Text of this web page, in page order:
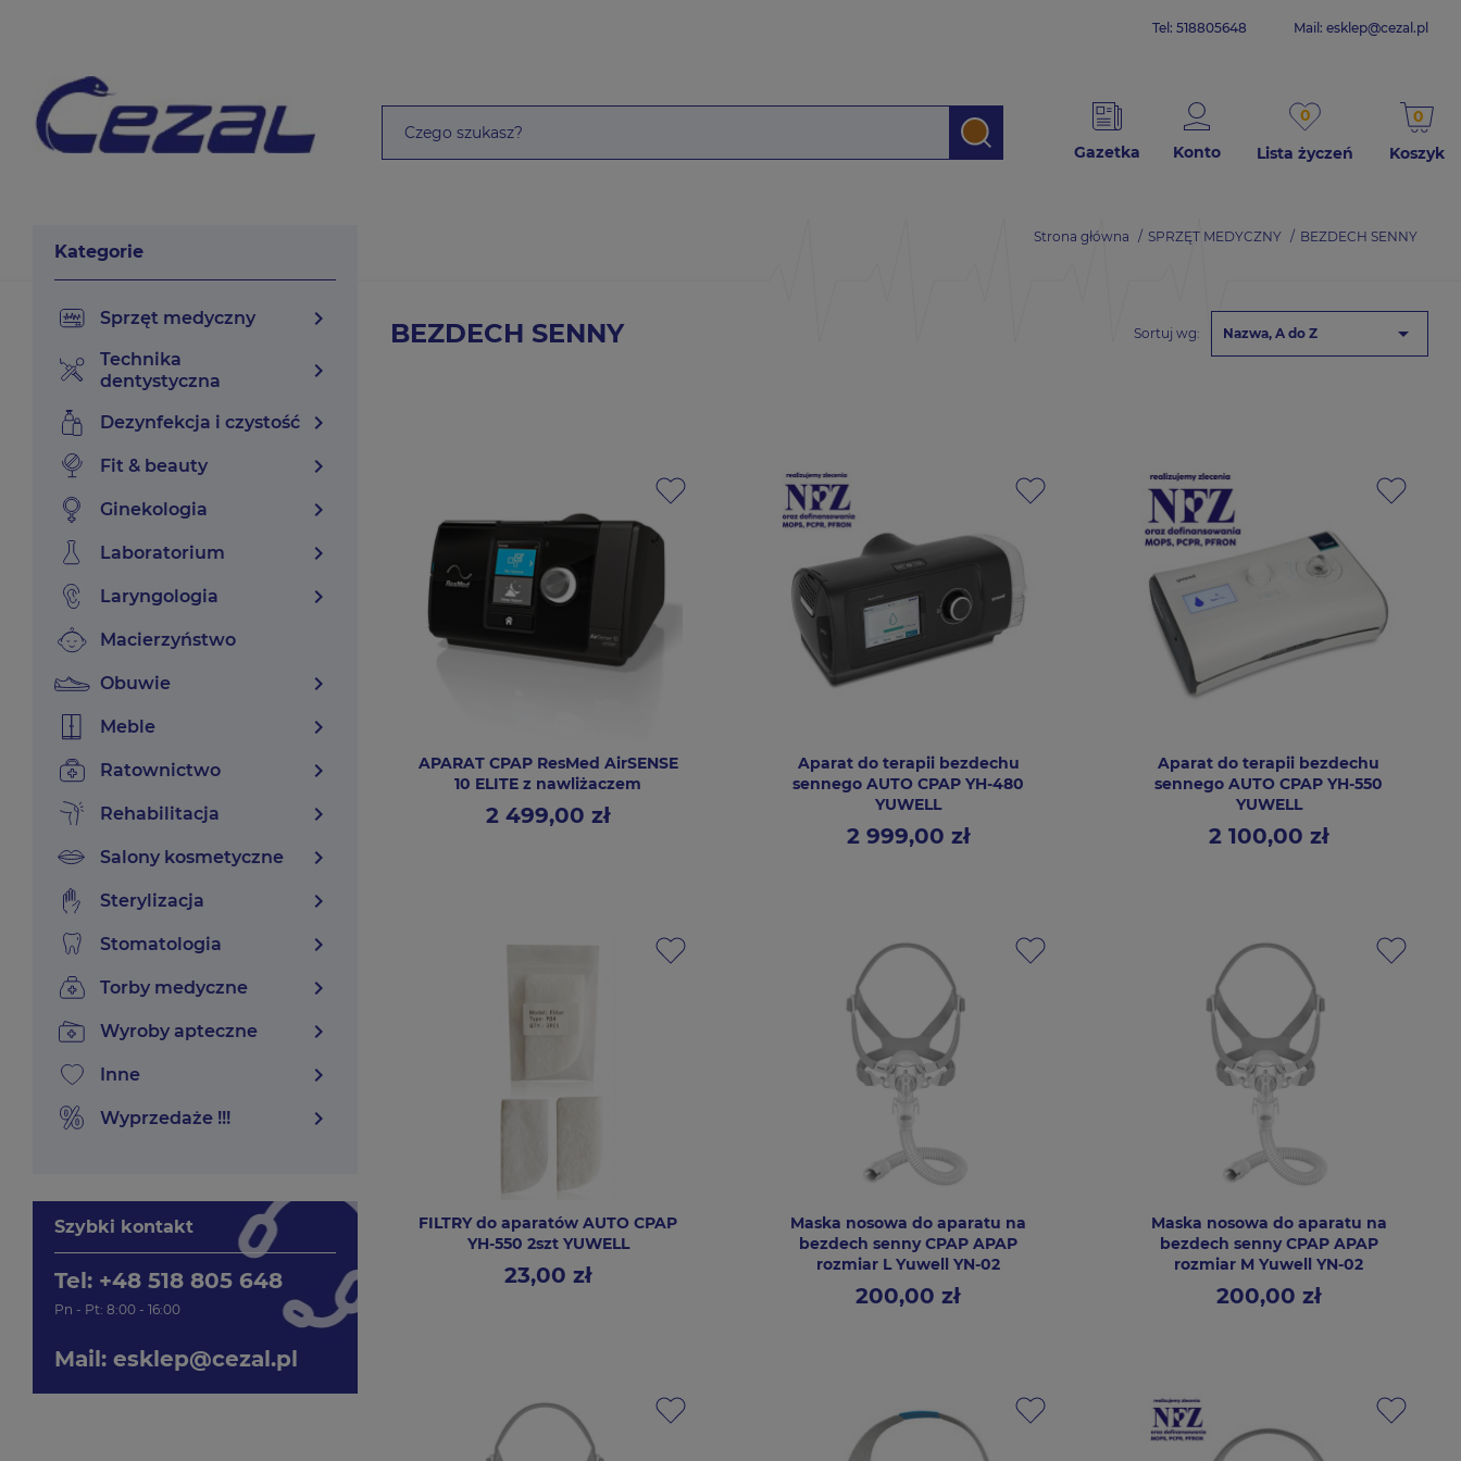
Tel: 518805648 Mail: esklep@cezal.pl
Gazetka Konto
0
Lista życzeń
0
Koszyk
Kategorie
sprzęt medyczny chevron_right
technika
dentystyczna
chevron_right
dezynfekcja i czystość chevron_right
fit & beauty chevron_right
ginekologia chevron_right
laboratorium chevron_right
laryngologia chevron_right
macierzyństwo
obuwie chevron_right
meble chevron_right
ratownictwo chevron_right
rehabilitacja chevron_right
salony kosmetyczne chevron_right
sterylizacja chevron_right
stomatologia chevron_right
torby medyczne chevron_right
wyroby apteczne chevron_right
inne chevron_right
wyprzedaże !!! chevron_right
Szybki kontakt
Tel: +48 518 805 648
Pn - Pt: 8:00 - 16:00
Mail: esklep@cezal.pl
Strona główna SPRZĘT MEDYCZNY BEZDECH SENNY
BEZDECH SENNY Sortuj wg: Nazwa, A do Z 
APARAT CPAP ResMed AirSENSE
10 ELITE z nawliżaczem
Cena
2 499,00 zł
Aparat do terapii bezdechu
sennego AUTO CPAP YH-480
YUWELL
Cena
2 999,00 zł
Aparat do terapii bezdechu
sennego AUTO CPAP YH-550
YUWELL
Cena
2 100,00 zł
FILTRY do aparatów AUTO CPAP
YH-550 2szt YUWELL
Cena
23,00 zł
Maska nosowa do aparatu na
bezdech senny CPAP APAP
rozmiar L Yuwell YN-02
Cena
200,00 zł
Maska nosowa do aparatu na
bezdech senny CPAP APAP
rozmiar M Yuwell YN-02
Cena
200,00 zł